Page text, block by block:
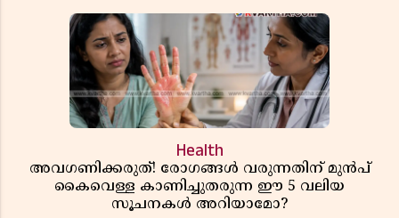
Health
അവഗണിക്കരുത്! രോഗങ്ങൾ വരുന്നതിന് മുൻപ്
കൈവെള്ള കാണിച്ചുതരുന്ന ഈ 5 വലിയ
സൂചനകൾ അറിയാമോ?